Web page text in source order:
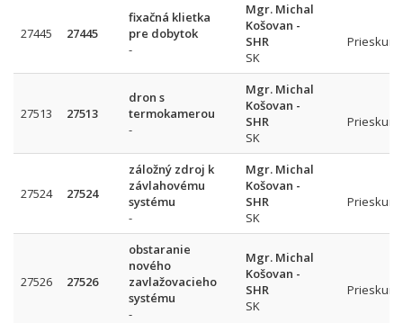
27445 27445
fixačná klietka
pre dobytok
-
Mgr. Michal
Košovan -
SHR
SK
Prieskum
27513 27513
dron s
termokamerou
-
Mgr. Michal
Košovan -
SHR
SK
Prieskum
27524 27524
záložný zdroj k
závlahovému
systému
-
Mgr. Michal
Košovan -
SHR
SK
Prieskum
27526 27526
obstaranie
nového
zavlažovacieho
systému
-
Mgr. Michal
Košovan -
SHR
SK
Prieskum